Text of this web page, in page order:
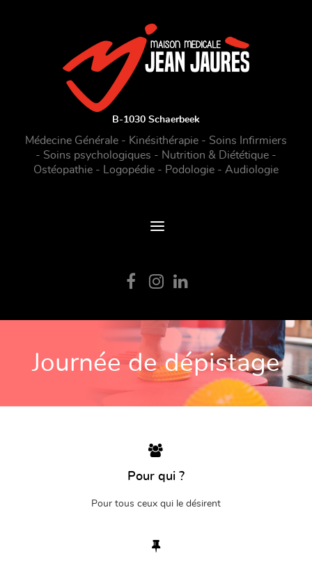
B-1030 Schaerbeek
Médecine Générale - Kinésithérapie - Soins Infirmiers
- Soins psychologiques - Nutrition & Diététique -
Ostéopathie - Logopédie - Podologie - Audiologie
Journée de dépistage
Pour qui ?
Pour tous ceux qui le désirent